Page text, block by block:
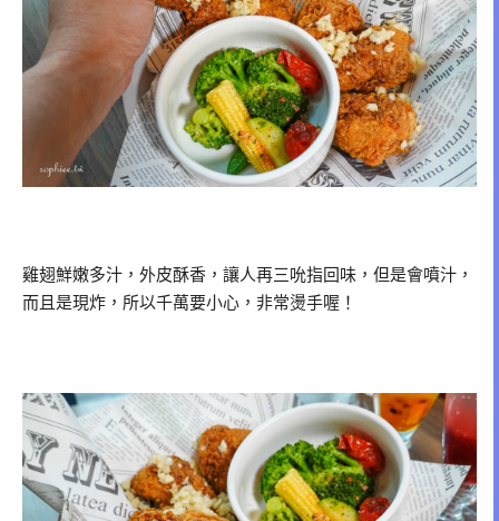
雞翅鮮嫩多汁，外皮酥香，讓人再三吮指回味，但是會噴汁，
而且是現炸，所以千萬要小心，非常燙手喔！